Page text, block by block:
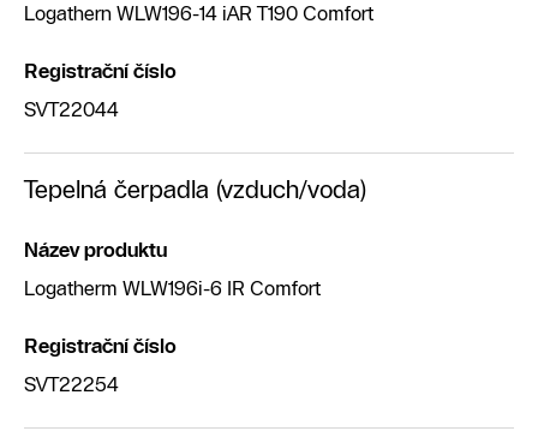
Logathern WLW196-14 iAR T190 Comfort
Registrační číslo
SVT22044
Tepelná čerpadla (vzduch/voda)
Název produktu
Logatherm WLW196i-6 IR Comfort
Registrační číslo
SVT22254